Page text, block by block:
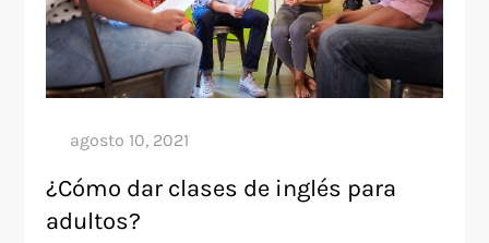
¿Cómo dar clases de inglés para
adultos?